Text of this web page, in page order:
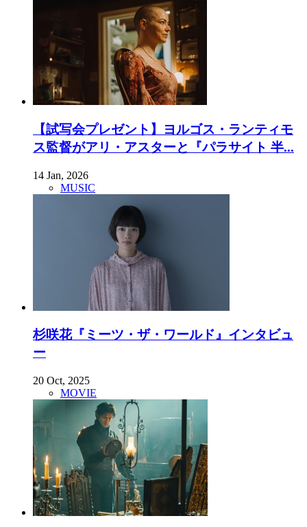
【試写会プレゼント】ヨルゴス・ランティモ
ス監督がアリ・アスターと『パラサイト 半...
14 Jan, 2026
MUSIC
杉咲花『ミーツ・ザ・ワールド』インタビュ
ー
20 Oct, 2025
MOVIE